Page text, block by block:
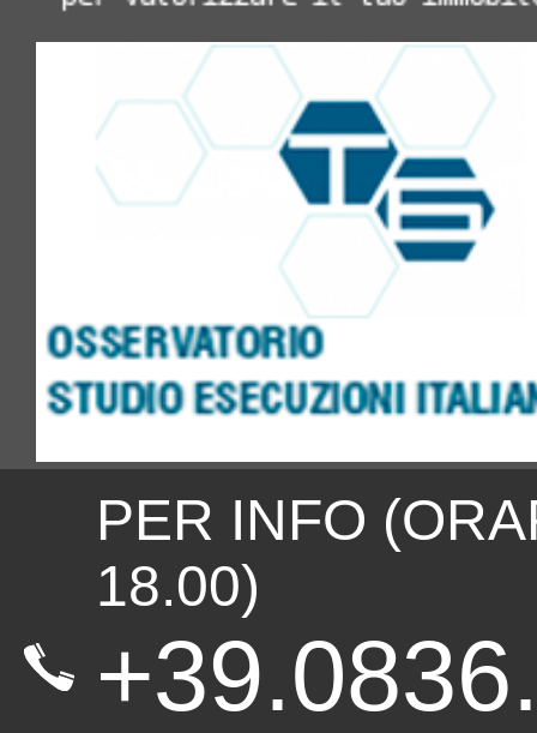
PER INFO
18.00)